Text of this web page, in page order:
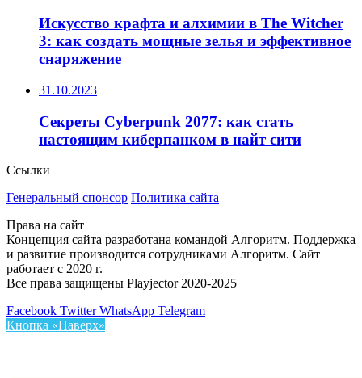
Искусство крафта и алхимии в The Witcher
3: как создать мощные зелья и эффективное
снаряжение
31.10.2023
Секреты Cyberpunk 2077: как стать
настоящим киберпанком в найт сити
Ссылки
Генеральный спонсор Политика сайта
Права на сайт
Концепция сайта разработана командой Алгоритм. Поддержка
и развитие производится сотрудниками Алгоритм. Сайт
работает с 2020 г.
Все права защищены Playjector 2020-2025
Facebook Twitter WhatsApp Telegram
Кнопка «Наверх»